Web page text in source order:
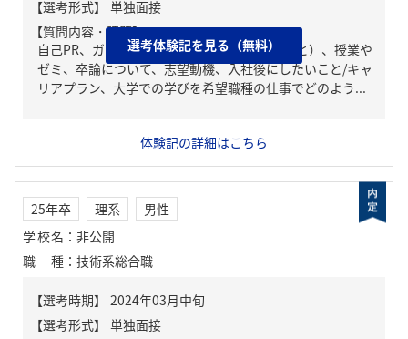
【質問内容・課題】
自己PR、ガクチカ（学生時代に力を入れたこと）、授業や
ゼミ、卒論について、志望動機、入社後にしたいこと/キャ
リアプラン、大学での学びを希望職種の仕事でどのよう...
選考体験記を見る（無料）
体験記の詳細はこちら
25年卒 理系
男性
学校名 ： 非公開
職種 ： 技術系総合職